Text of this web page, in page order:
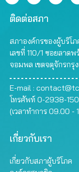
ติดต่อสภา
สภาองค์กรของผู้บริโ
เลขที่ 110/1 ซอยลาด
จอมพล เขตจตุจักรกรุ
E-mail :
โทรศัพท์ 0-2938-
(เวลาทำการ 09.00 -
เกี่ยวกับเรา
เกี่ยวกับสภาผู้บริโภค